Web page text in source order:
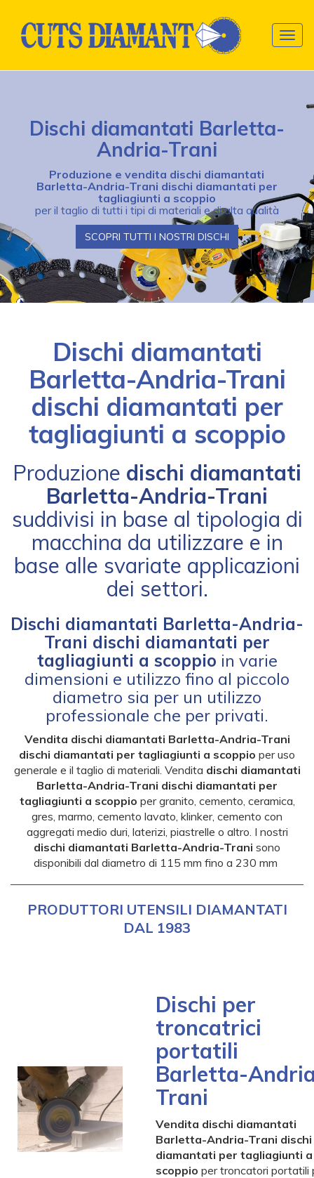
Dischi diamantati Barletta-
Andria-Trani
Produzione e vendita dischi diamantati
Barletta-Andria-Trani dischi diamantati per
tagliagiunti a scoppio
per il taglio di tutti i tipi di materiali e di alta qualità
SCOPRI TUTTI I NOSTRI DISCHI
Dischi diamantati
Barletta-Andria-Trani
dischi diamantati per
tagliagiunti a scoppio
Produzione dischi diamantati
Barletta-Andria-Trani
suddivisi in base al tipologia di
macchina da utilizzare e in
base alle svariate applicazioni
dei settori.
Dischi diamantati Barletta-Andria-
Trani dischi diamantati per
tagliagiunti a scoppio in varie
dimensioni e utilizzo fino al piccolo
diametro sia per un utilizzo
professionale che per privati.
Vendita dischi diamantati Barletta-Andria-Trani
dischi diamantati per tagliagiunti a scoppio per uso
generale e il taglio di materiali. Vendita dischi diamantati
Barletta-Andria-Trani dischi diamantati per
tagliagiunti a scoppio per granito, cemento, ceramica,
gres, marmo, cemento lavato, klinker, cemento con
aggregati medio duri, laterizi, piastrelle o altro. I nostri
dischi diamantati Barletta-Andria-Trani sono
disponibili dal diametro di 115 mm fino a 230 mm
PRODUTTORI UTENSILI DIAMANTATI
DAL 1983
Dischi per
troncatrici
portatili
Barletta-
Trani
Vendita dischi diamantati
Barletta-Andria-Trani dischi
diamantati per tagliagiunti a
scoppio per troncatori portatili